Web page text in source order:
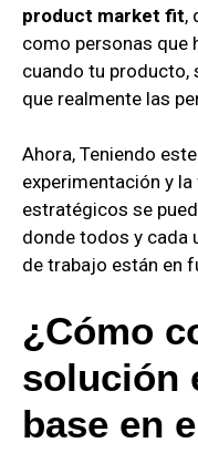
product market fit,
como personas que
cuando tu producto,
que realmente las
Ahora, Teniendo
experimentación y
estratégicos se
donde todos y cada
de trabajo están en
¿Cómo
solución
base en